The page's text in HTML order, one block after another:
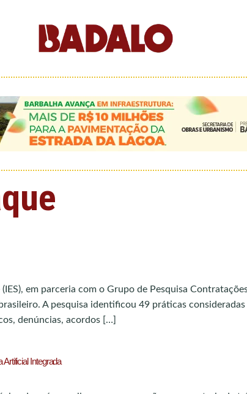
em parceria com o Grupo de Pesquisa
A pesquisa identificou 49 práticas
denúncias, acordos […]
Integrada